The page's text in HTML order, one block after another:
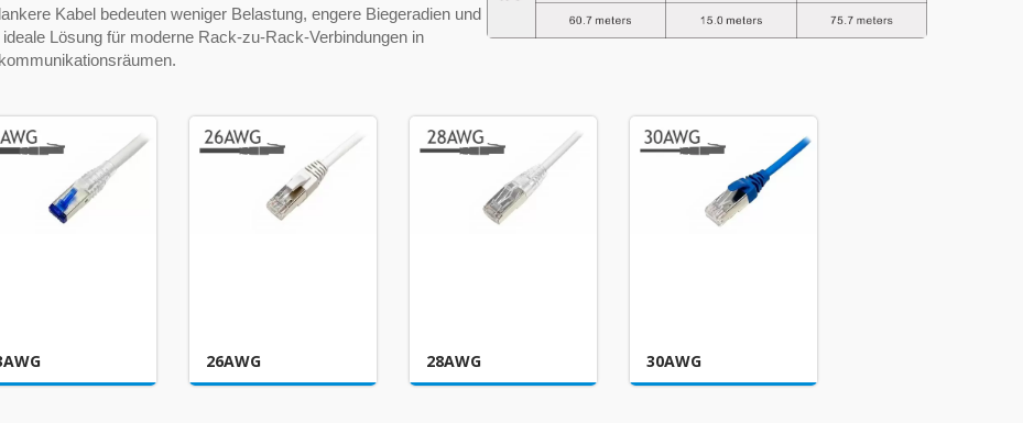
Kabel bedeuten weniger Belastung, engere Biegeradien und
ideale Lösung für moderne Rack-zu-Rack-Verbindungen in
26AWG 28AWG 30AWG